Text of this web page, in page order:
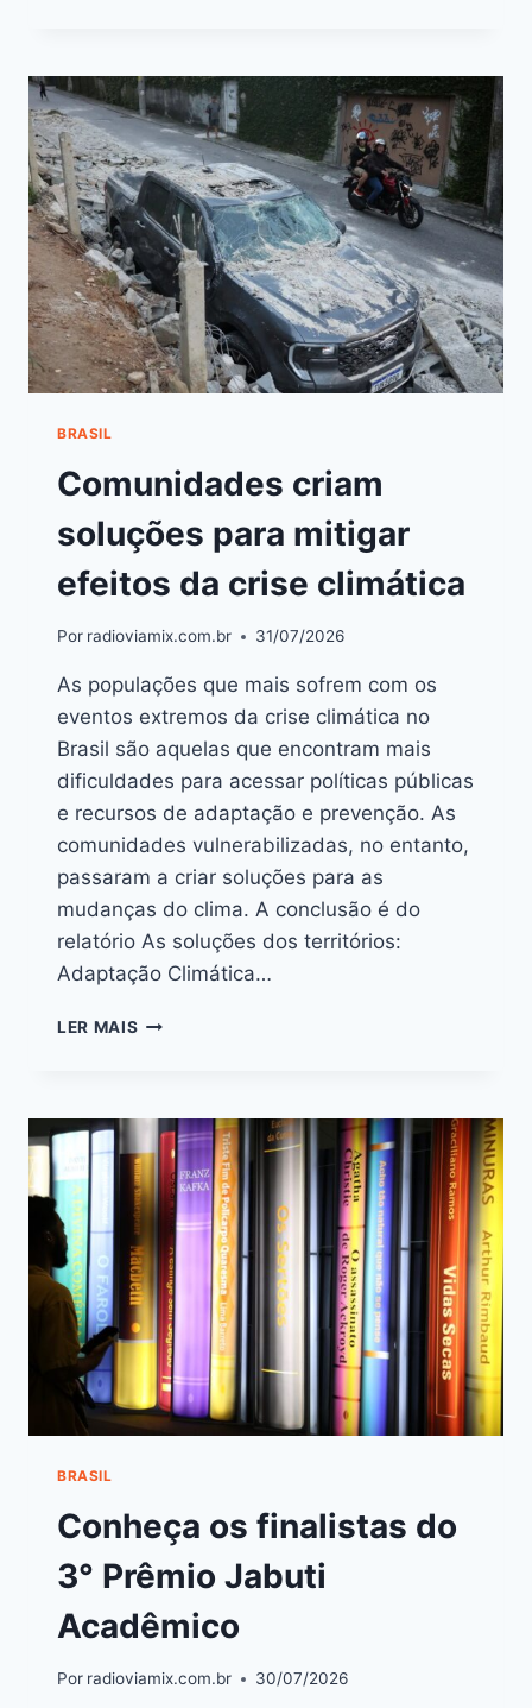
BRASIL
Comunidades criam
soluções para mitigar
efeitos da crise climática
Por radioviamix.com.br 31/07/2026
As populações que mais sofrem com os
eventos extremos da crise climática no
Brasil são aquelas que encontram mais
dificuldades para acessar políticas públicas
e recursos de adaptação e prevenção. As
comunidades vulnerabilizadas, no entanto,
passaram a criar soluções para as
mudanças do clima. A conclusão é do
relatório As soluções dos territórios:
Adaptação Climática…
LER MAIS
BRASIL
Conheça os finalistas do
3° Prêmio Jabuti
Acadêmico
Por radioviamix.com.br 30/07/2026